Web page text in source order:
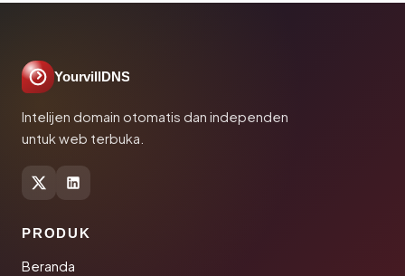
YourvillDNS
Intelijen domain otomatis dan independen
untuk web terbuka.
PRODUK
Beranda